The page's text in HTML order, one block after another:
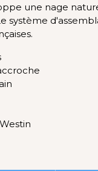
une nage
système